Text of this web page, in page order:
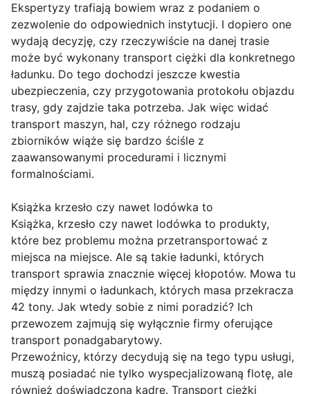
Ekspertyzy trafiają bowiem wraz z podaniem o
zezwolenie do odpowiednich instytucji. I dopiero one
wydają decyzję, czy rzeczywiście na danej trasie
może być wykonany transport ciężki dla konkretnego
ładunku. Do tego dochodzi jeszcze kwestia
ubezpieczenia, czy przygotowania protokołu objazdu
trasy, gdy zajdzie taka potrzeba. Jak więc widać
transport maszyn, hal, czy różnego rodzaju
zbiorników wiąże się bardzo ściśle z
zaawansowanymi procedurami i licznymi
formalnościami.
Książka krzesło czy nawet lodówka to
Książka, krzesło czy nawet lodówka to produkty,
które bez problemu można przetransportować z
miejsca na miejsce. Ale są takie ładunki, których
transport sprawia znacznie więcej kłopotów. Mowa tu
między innymi o ładunkach, których masa przekracza
42 tony. Jak wtedy sobie z nimi poradzić? Ich
przewozem zajmują się wyłącznie firmy oferujące
transport ponadgabarytowy.
Przewoźnicy, którzy decydują się na tego typu usługi,
muszą posiadać nie tylko wyspecjalizowaną flotę, ale
również doświadczoną kadrę. Transport ciężki